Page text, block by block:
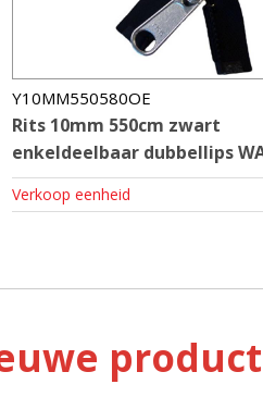
Y10MM550580OE
Rits 10mm 550cm zwart
enkeldeelbaar dubbellips
Verkoop eenheid